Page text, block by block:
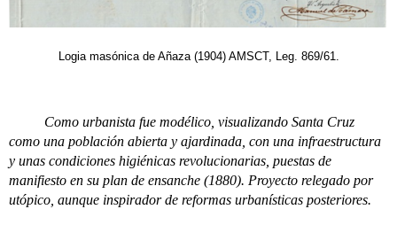
Logia masónica de Añaza (1904) AMSCT, Leg. 869/61.
Como urbanista fue modélico, visualizando Santa Cruz
como una población abierta y ajardinada, con una infraestructura
y unas condiciones higiénicas revolucionarias, puestas de
manifiesto en su plan de ensanche (1880). Proyecto relegado por
utópico, aunque inspirador de reformas urbanísticas posteriores.